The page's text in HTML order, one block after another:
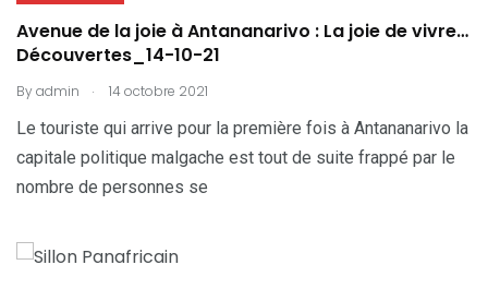
Avenue de la joie à Antananarivo : La joie de vivre…
Découvertes_14-10-21
Byadmin . 14 octobre 2021
Le touriste qui arrive pour la première fois à Antananarivo la
capitale politique malgache est tout de suite frappé par le
nombre de personnes se